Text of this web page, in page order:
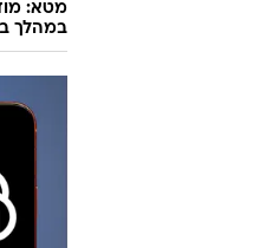
עוד
טכנולוגיה